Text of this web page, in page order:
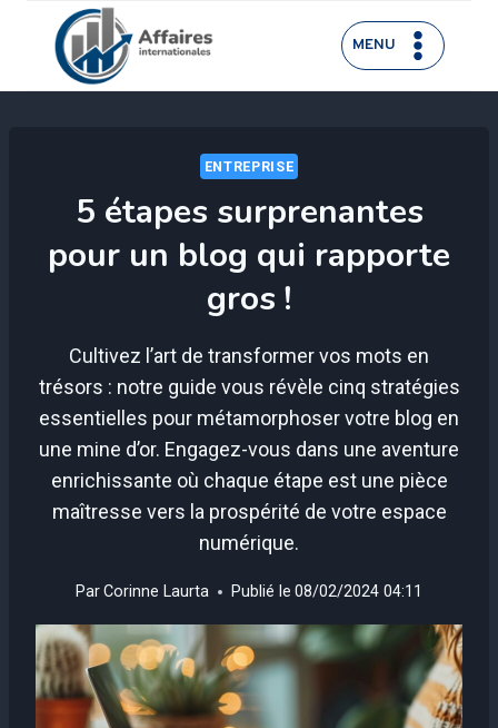
contenu
MENU
ENTREPRISE
5 étapes surprenantes
pour un blog qui rapporte
gros !
Cultivez l’art de transformer vos mots en
trésors : notre guide vous révèle cinq stratégies
essentielles pour métamorphoser votre blog en
une mine d’or. Engagez-vous dans une aventure
enrichissante où chaque étape est une pièce
maîtresse vers la prospérité de votre espace
numérique.
ParCorinne Laurta Publié le 08/02/2024 04:11